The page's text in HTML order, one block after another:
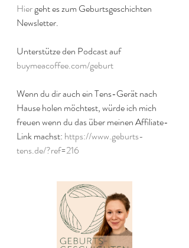
Hier geht es zum Geburtsgeschichten
Newsletter.
Unterstütze den Podcast auf
buymeacoffee.com/geburt
Wenn du dir auch ein Tens-Gerät nach
Hause holen möchtest, würde ich mich
freuen wenn du das über meinen Affiliate-
Link machst: https://www.geburts-
tens.de/?ref=216